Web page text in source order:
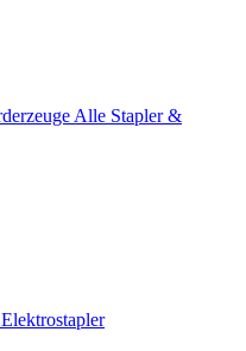
Alle Stapler &
Elektrostapler